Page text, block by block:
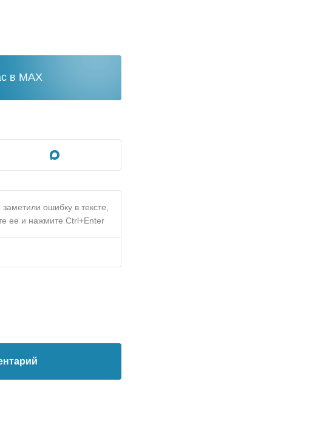
в MAX
ошибку в тексте,
ее и нажмите Ctrl+Enter